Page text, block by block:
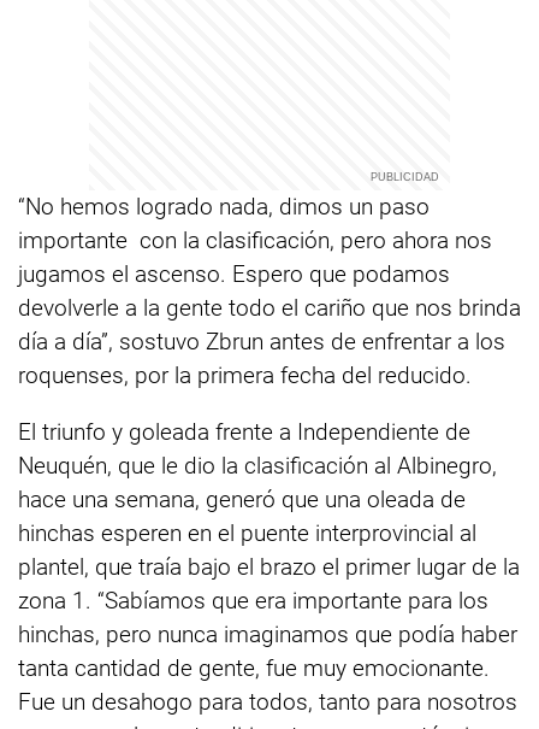
“No hemos logrado nada, dimos un paso
importante con la clasificación, pero ahora nos
jugamos el ascenso. Espero que podamos
devolverle a la gente todo el cariño que nos brinda
día a día”, sostuvo Zbrun antes de enfrentar a los
roquenses, por la primera fecha del reducido.
El triunfo y goleada frente a Independiente de
Neuquén, que le dio la clasificación al Albinegro,
hace una semana, generó que una oleada de
hinchas esperen en el puente interprovincial al
plantel, que traía bajo el brazo el primer lugar de la
zona 1. “Sabíamos que era importante para los
hinchas, pero nunca imaginamos que podía haber
tanta cantidad de gente, fue muy emocionante.
Fue un desahogo para todos, tanto para nosotros